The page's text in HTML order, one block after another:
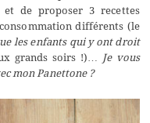
et de proposer 3 recettes
différents (le
les enfants qui y ont droit
grands soirs !)… Je vous
mon Panettone ?